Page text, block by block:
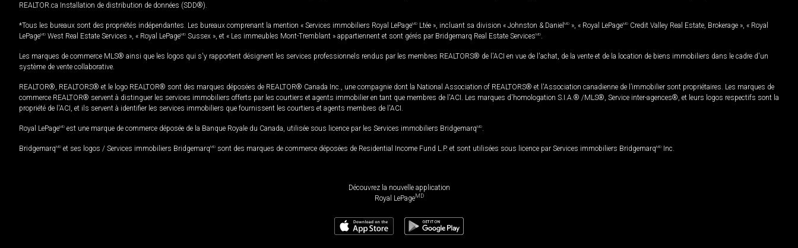
REALTOR.ca Installation de distribution de données (SDD®).
*Tous les bureaux sont des propriétés indépendantes. Les bureaux comprenant la mention « Services immobiliers Royal LePageMD Ltée », incluant sa division « Johnston & Daniel MD », « Royal LePageMD Credit Valley Real Estate, Brokerage », « Royal
LePageMD West Real Estate Services », « Royal LePageMD Sussex », et « Les immeubles Mont-Tremblant » appartiennent et sont gérés par Bridgemarq Real Estate ServicesMD
Les marques de commerce MLS® ainsi que les logos qui s'y rapportent désignent les services professionnels rendus par les membres REALTORS® de l'ACI en vue de l'achat, de la vente et de la location de biens immobiliers dans le cadre d'un
système de vente collaborative.
REALTOR®, REALTORS® et le logo REALTOR® sont des marques déposées de REALTOR® Canada Inc., une compagnie dont la National Association of REALTORS® et l'Association canadienne de l’immobilier sont propriétaires. Les marques de
commerce REALTOR® servent à distinguer les services immobiliers offerts par les courtiers et agents immobilier en tant que membres de l'ACI. Les marques d'homologation S.I.A.® /MLS®, Service inter-agences®, et leurs logos respectifs sont la
propriété de l'ACI, et ils servent à identifier les services immobiliers que fournissent les courtiers et agents membres de l'ACI.
Royal LePageMD est une marque de commerce déposée de la Banque Royale du Canada, utilisée sous licence par les Services immobiliers BridgemarqMD
BridgemarqMD et ses logos / Services immobiliers BridgemarqMD sont des marques de commerce déposées de Residential Income Fund L.P. et sont utilisées sous licence par Services immobiliers BridgemarqMD Inc.
Découvrez la nouvelle application
Royal LePageMD